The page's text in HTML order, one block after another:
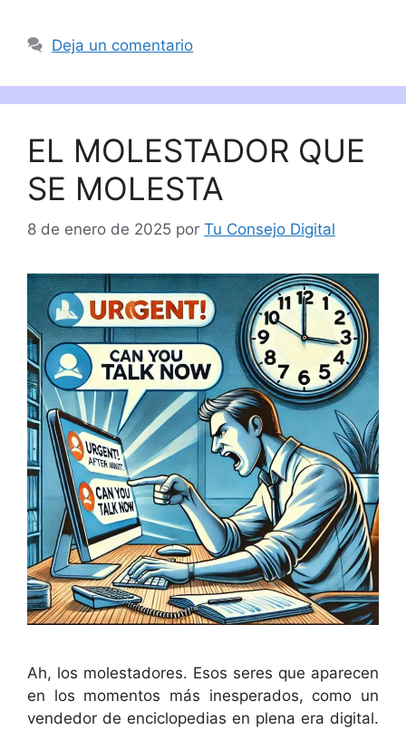
Deja un comentario
EL MOLESTADOR QUE
SE MOLESTA
8 de enero de 2025 por Tu Consejo Digital
Ah, los molestadores. Esos seres que aparecen
en los momentos más inesperados, como un
vendedor de enciclopedias en plena era digital.